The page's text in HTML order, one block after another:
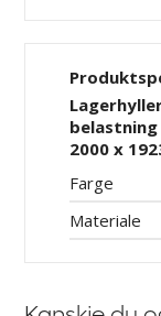
belastning
2000 x
Farge
Materiale